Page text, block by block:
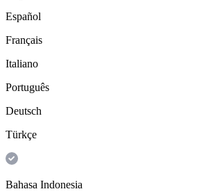
Español
Français
Italiano
Português
Deutsch
Türkçe
Bahasa Indonesia